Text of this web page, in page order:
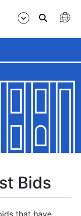
Bids
that have